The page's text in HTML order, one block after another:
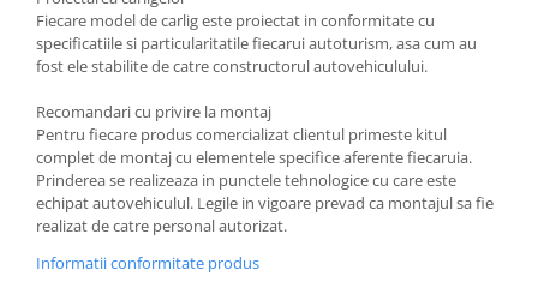
Carlige Volvo
Carlige Xpeng
Carlige Xpeng G9
Fiecare model de carlig este proiectat in conformitate cu
specificatiile si particularitatile fiecarui autoturism, asa cum au
fost ele stabilite de catre constructorul autovehiculului.
Recomandari cu privire la montaj
Pentru fiecare produs comercializat clientul primeste kitul
complet de montaj cu elementele specifice aferente fiecaruia.
Prinderea se realizeaza in punctele tehnologice cu care este
echipat autovehiculul. Legile in vigoare prevad ca montajul sa fie
realizat de catre personal autorizat.
Informatii conformitate produs